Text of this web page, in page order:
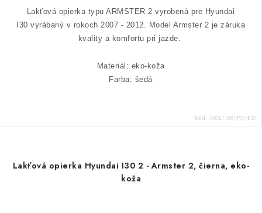
Lakťová opierka typu ARMSTER 2 vyrobená pre Hyundai
I30 vyrábaný v rokoch 2007 - 2012.
Model Armster 2 je záruka
kvality a komfortu pri jazde.
Materiál: eko-koža
Farba: šedá
Kód: 100L1158/PO/ED
Lakťová opierka Hyundai I30 2 - Armster 2, čierna, eko-
koža